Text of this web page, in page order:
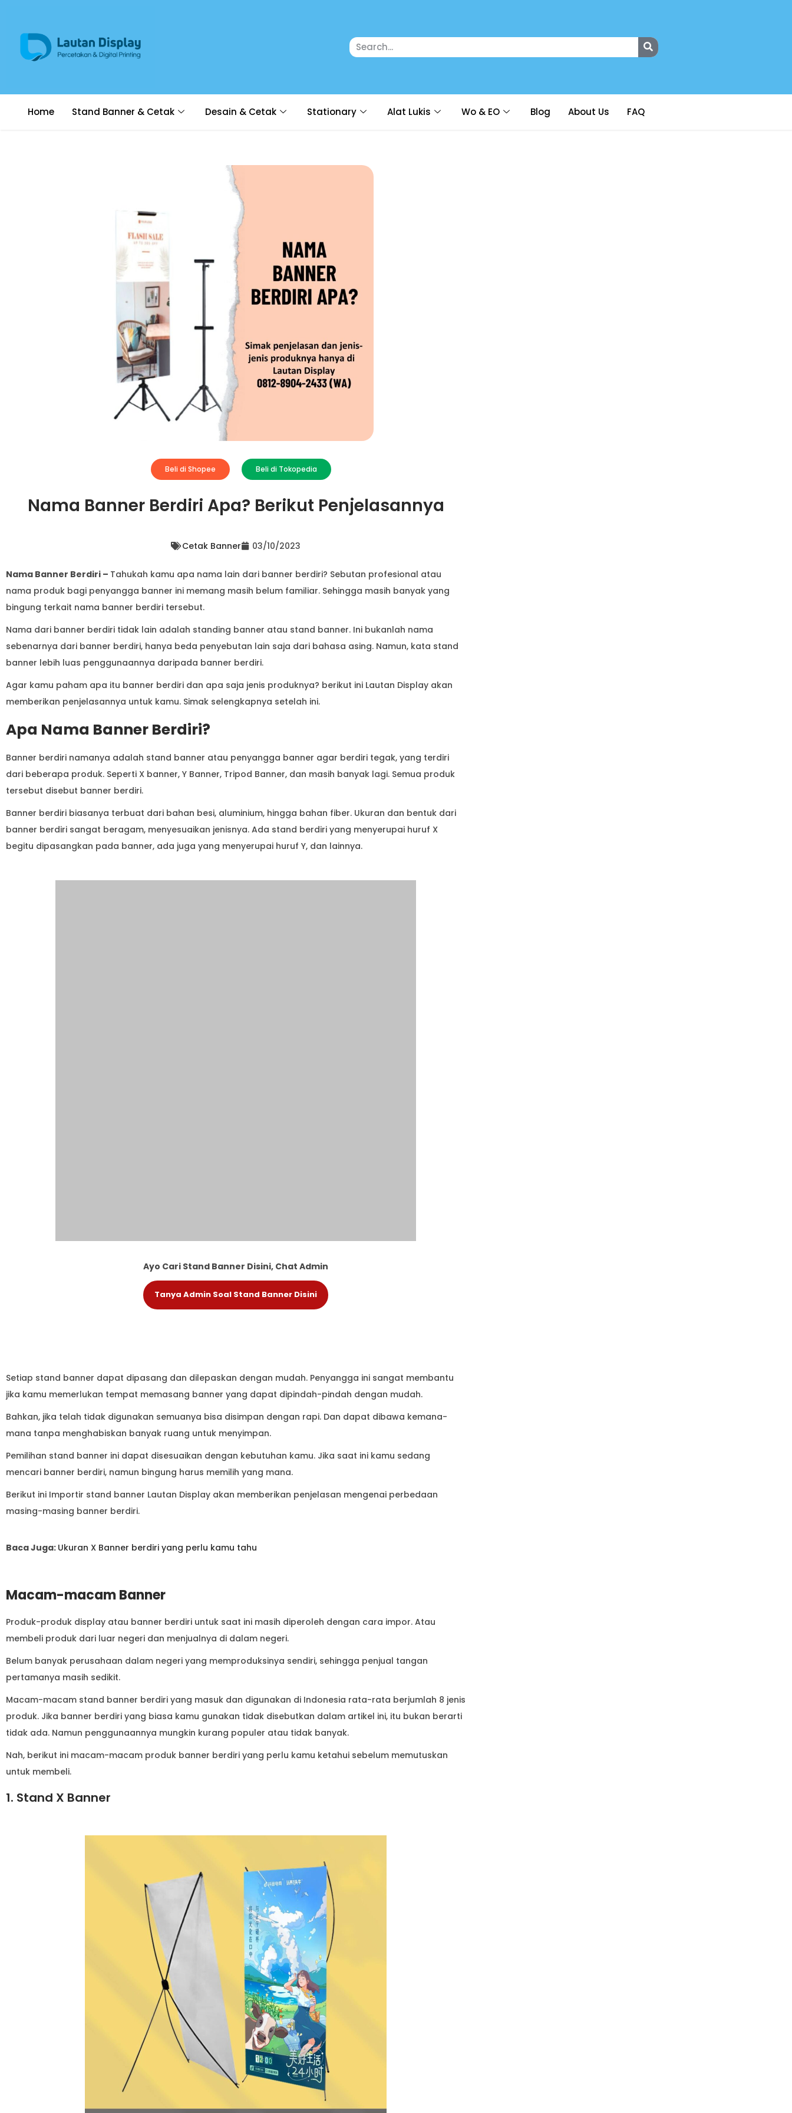
Home Stand Banner & Cetak Desain & Cetak Stationary Alat Lukis Wo & EO Blog About Us FAQ
Beli di Shopee Beli di Tokopedia
Nama Banner Berdiri Apa? Berikut Penjelasannya
Cetak Banner 03/10/2023
Nama Banner Berdiri – Tahukah kamu apa nama lain dari banner berdiri? Sebutan profesional atau
nama produk bagi penyangga banner ini memang masih belum familiar. Sehingga masih banyak yang
bingung terkait nama banner berdiri tersebut.
Nama dari banner berdiri tidak lain adalah standing banner atau stand banner. Ini bukanlah nama
sebenarnya dari banner berdiri, hanya beda penyebutan lain saja dari bahasa asing. Namun, kata stand
banner lebih luas penggunaannya daripada banner berdiri.
Agar kamu paham apa itu banner berdiri dan apa saja jenis produknya? berikut ini Lautan Display akan
memberikan penjelasannya untuk kamu. Simak selengkapnya setelah ini.
Apa Nama Banner Berdiri?
Banner berdiri namanya adalah stand banner atau penyangga banner agar berdiri tegak, yang terdiri
dari beberapa produk. Seperti X banner, Y Banner, Tripod Banner, dan masih banyak lagi. Semua produk
tersebut disebut banner berdiri.
Banner berdiri biasanya terbuat dari bahan besi, aluminium, hingga bahan fiber. Ukuran dan bentuk dari
banner berdiri sangat beragam, menyesuaikan jenisnya. Ada stand berdiri yang menyerupai huruf X
begitu dipasangkan pada banner, ada juga yang menyerupai huruf Y, dan lainnya.
Bahkan, jika telah tidak digunakan semuanya bisa disimpan dengan rapi. Dan dapat dibawa kemana-
Pemilihan stand banner ini dapat disesuaikan dengan kebutuhan kamu. Jika saat ini kamu sedang
Baca Juga:Ukuran X Banner berdiri yang perlu kamu tahu
Macam-macam Banner
Macam-macam stand banner berdiri yang masuk dan digunakan di Indonesia rata-rata berjumlah 8 jenis
Nah, berikut ini macam-macam produk banner berdiri yang perlu kamu ketahui sebelum memutuskan
1. Stand X Banner
Ayo Cari Stand Banner Disini, Chat Admin
Tanya Admin Soal Stand Banner Disini